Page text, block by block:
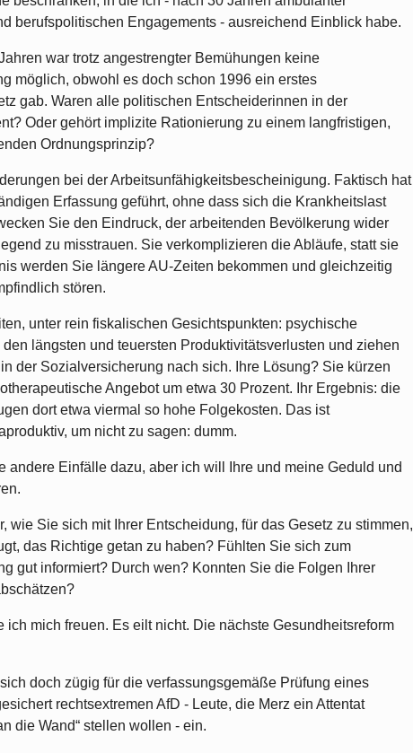
berufspolitischen Engagements - ausreichend Einblick habe.
war trotz angestrengter Bemühungen keine
möglich, obwohl es doch schon 1996 ein erstes
gab. Waren alle politischen Entscheiderinnen in der
Oder gehört implizite Rationierung zu einem langfristigen,
Ordnungsprinzip?
bei der Arbeitsunfähigkeitsbescheinigung. Faktisch hat
Erfassung geführt, ohne dass sich die Krankheitslast
Sie den Eindruck, der arbeitenden Bevölkerung wider
zu misstrauen. Sie verkomplizieren die Abläufe, statt sie
werden Sie längere AU-Zeiten bekommen und gleichzeitig
stören.
unter rein fiskalischen Gesichtspunkten: psychische
längsten und teuersten Produktivitätsverlusten und ziehen
der Sozialversicherung nach sich. Ihre Lösung? Sie kürzen
Angebot um etwa 30 Prozent. Ihr Ergebnis: die
dort etwa viermal so hohe Folgekosten. Das ist
um nicht zu sagen: dumm.
andere Einfälle dazu, aber ich will Ihre und meine Geduld und
wie Sie sich mit Ihrer Entscheidung, für das Gesetz zu stimmen,
das Richtige getan zu haben? Fühlten Sie sich zum
gut informiert? Durch wen? Konnten Sie die Folgen Ihrer
ich mich freuen. Es eilt nicht. Die nächste Gesundheitsreform
doch zügig für die verfassungsgemäße Prüfung eines
rechtsextremen AfD - Leute, die Merz ein Attentat
die Wand“ stellen wollen - ein.